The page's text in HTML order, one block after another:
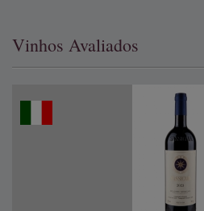
Vinhos Avaliados